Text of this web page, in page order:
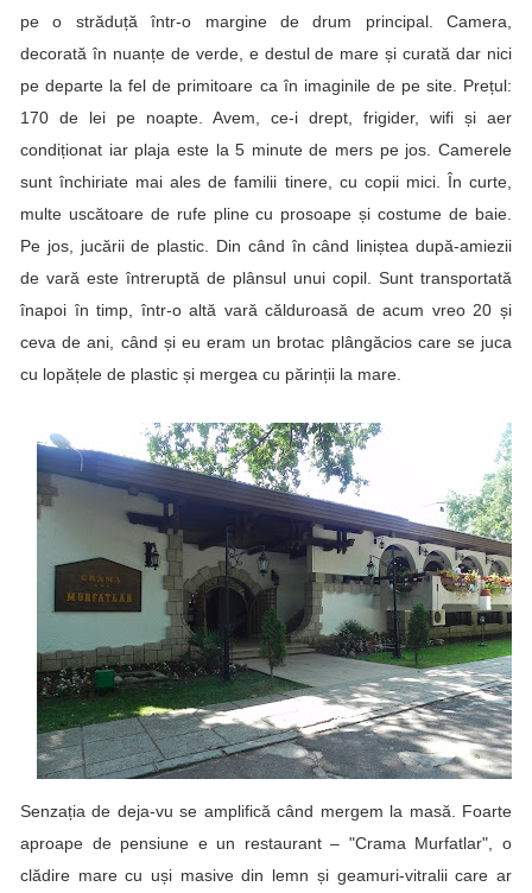
pe o străduță într-o margine de drum principal. Camera,
decorată în nuanțe de verde, e destul de mare și curată dar nici
pe departe la fel de primitoare ca în imaginile de pe site. Prețul:
170 de lei pe noapte. Avem, ce-i drept, frigider, wifi și aer
condiționat iar plaja este la 5 minute de mers pe jos. Camerele
sunt închiriate mai ales de familii tinere, cu copii mici. În curte,
multe uscătoare de rufe pline cu prosoape și costume de baie.
Pe jos, jucării de plastic. Din când în când liniștea după-amiezii
de vară este întreruptă de plânsul unui copil. Sunt transportată
înapoi în timp, într-o altă vară călduroasă de acum vreo 20 și
ceva de ani, când și eu eram un brotac plângăcios care se juca
cu lopățele de plastic și mergea cu părinții la mare.
Senzația de deja-vu se amplifică când mergem la masă. Foarte
aproape de pensiune e un restaurant – "Crama Murfatlar", o
clădire mare cu uși masive din lemn și geamuri-vitralii care ar